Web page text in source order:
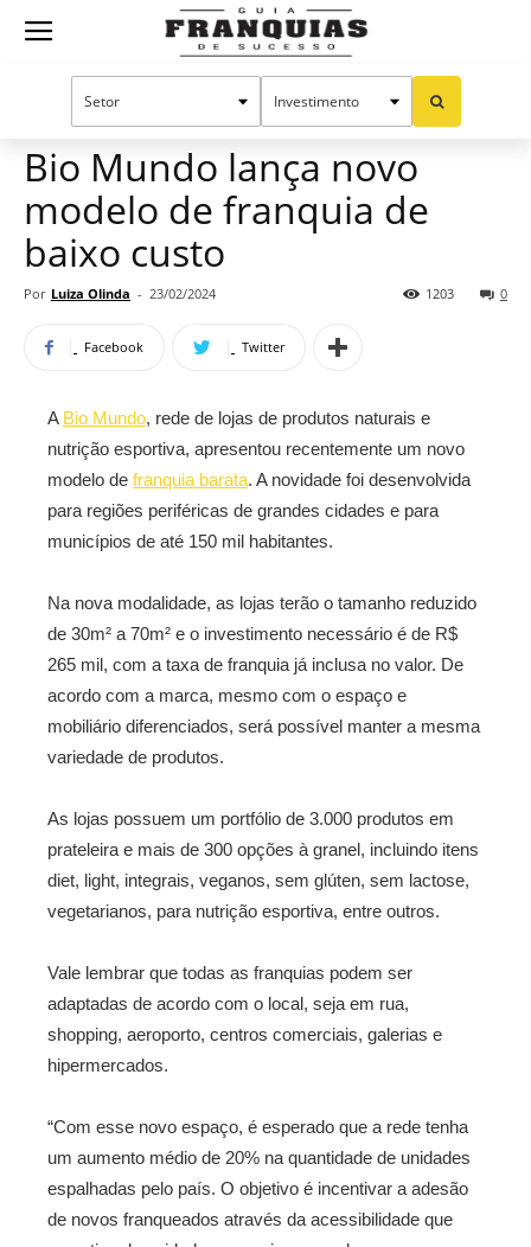
Guia
Mercado de franquias
Bio Mundo lança novo
modelo de franquia de
baixo custo
Por Luiza Olinda - 23/02/2024 0
1203
Facebook Twitter
A Bio Mundo, rede de lojas de produtos naturais e
nutrição esportiva, apresentou recentemente um novo
modelo de franquia barata. A novidade foi desenvolvida
para regiões periféricas de grandes cidades e para
municípios de até 150 mil habitantes.
Na nova modalidade, as lojas terão o tamanho reduzido
de 30m² a 70m² e o investimento necessário é de R$
265 mil, com a taxa de franquia já inclusa no valor. De
acordo com a marca, mesmo com o espaço e
mobiliário diferenciados, será possível manter a mesma
variedade de produtos.
As lojas possuem um portfólio de 3.000 produtos em
prateleira e mais de 300 opções à granel, incluindo itens
diet, light, integrais, veganos, sem glúten, sem lactose,
vegetarianos, para nutrição esportiva, entre outros.
Vale lembrar que todas as franquias podem ser
adaptadas de acordo com o local, seja em rua,
shopping, aeroporto, centros comerciais, galerias e
hipermercados.
“Com esse novo espaço, é esperado que a rede tenha
um aumento médio de 20% na quantidade de unidades
espalhadas pelo país. O objetivo é incentivar a adesão
de novos franqueados através da acessibilidade que